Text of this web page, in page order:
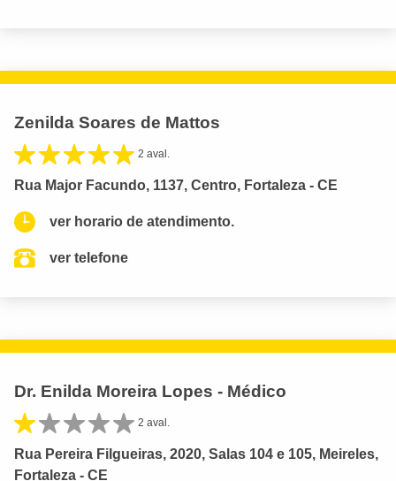
Zenilda Soares de Mattos
2 aval.
Rua Major Facundo, 1137, Centro, Fortaleza - CE
ver horario de atendimento.
ver telefone
Dr. Enilda Moreira Lopes - Médico
2 aval.
Rua Pereira Filgueiras, 2020, Salas 104 e 105, Meireles,
Fortaleza - CE